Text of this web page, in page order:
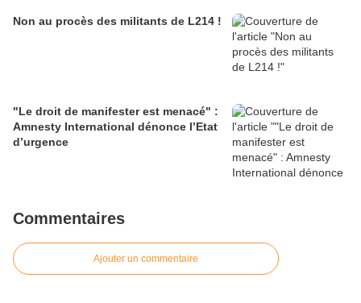
Non au procès des militants de L214 !
"Le droit de manifester est menacé" :
Amnesty International dénonce l’Etat
d’urgence
Commentaires
Ajouter un commentaire